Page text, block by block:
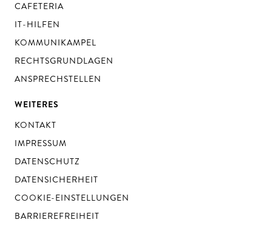
CAFETERIA
IT-HILFEN
KOMMUNIKAMPEL
RECHTSGRUNDLAGEN
ANSPRECHSTELLEN
WEITERES
KONTAKT
IMPRESSUM
DATENSCHUTZ
DATENSICHERHEIT
COOKIE-EINSTELLUNGEN
BARRIEREFREIHEIT